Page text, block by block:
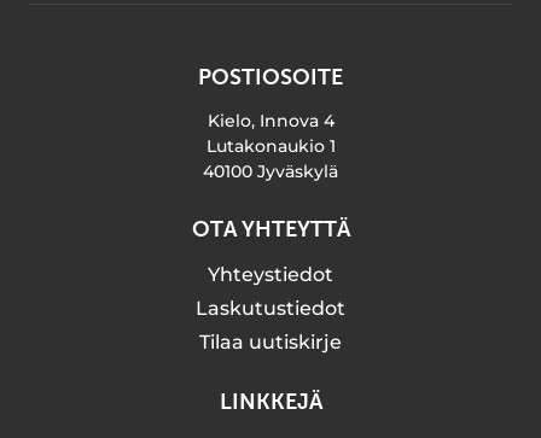
POSTIOSOITE
Kielo, Innova 4
Lutakonaukio 1
40100 Jyväskylä
OTA YHTEYTTÄ
Yhteystiedot
Laskutustiedot
Tilaa uutiskirje
LINKKEJÄ